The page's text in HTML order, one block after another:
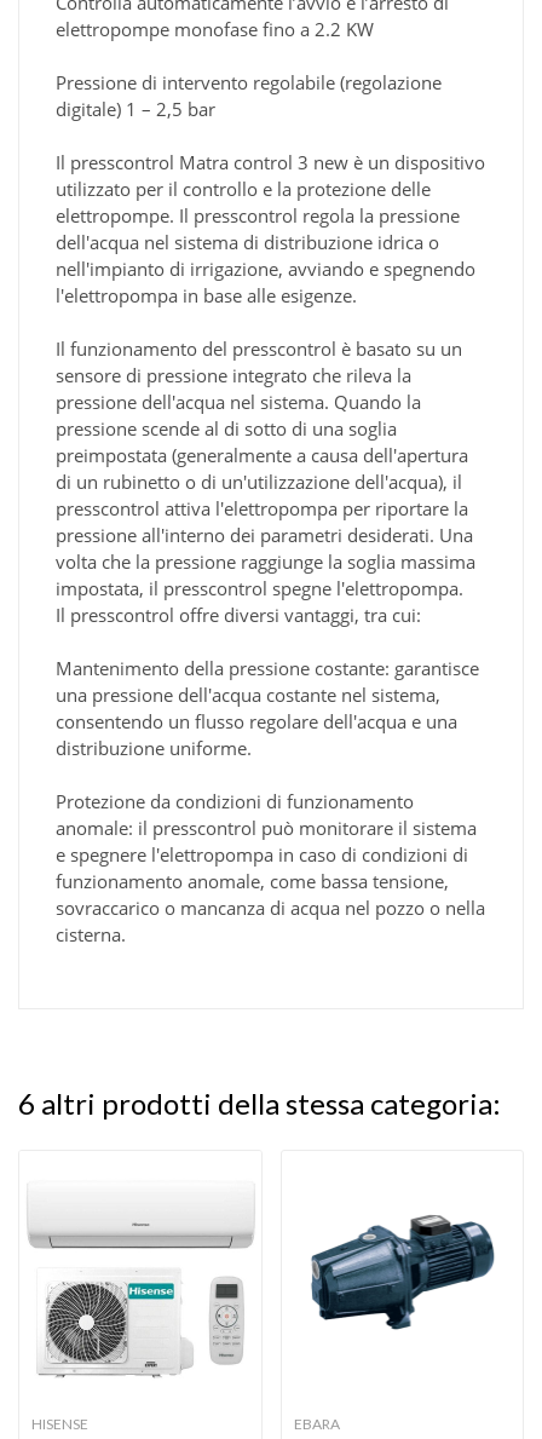
elettropompe monofase fino a 2.2 KW
Pressione di intervento regolabile (regolazione
digitale) 1 – 2,5 bar
Il presscontrol Matra control 3 new è un dispositivo
utilizzato per il controllo e la protezione delle
elettropompe. Il presscontrol regola la pressione
dell'acqua nel sistema di distribuzione idrica o
nell'impianto di irrigazione, avviando e spegnendo
l'elettropompa in base alle esigenze.
Il funzionamento del presscontrol è basato su un
sensore di pressione integrato che rileva la
pressione dell'acqua nel sistema. Quando la
pressione scende al di sotto di una soglia
preimpostata (generalmente a causa dell'apertura
di un rubinetto o di un'utilizzazione dell'acqua), il
presscontrol attiva l'elettropompa per riportare la
pressione all'interno dei parametri desiderati. Una
volta che la pressione raggiunge la soglia massima
impostata, il presscontrol spegne l'elettropompa.
Il presscontrol offre diversi vantaggi, tra cui:
Mantenimento della pressione costante: garantisce
una pressione dell'acqua costante nel sistema,
consentendo un flusso regolare dell'acqua e una
distribuzione uniforme.
Protezione da condizioni di funzionamento
anomale: il presscontrol può monitorare il sistema
e spegnere l'elettropompa in caso di condizioni di
funzionamento anomale, come bassa tensione,
sovraccarico o mancanza di acqua nel pozzo o nella
cisterna.
6 altri prodotti della stessa categoria:
HISENSE EBARA